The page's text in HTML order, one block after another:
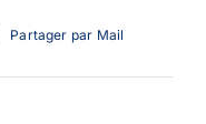
Partager par Mail